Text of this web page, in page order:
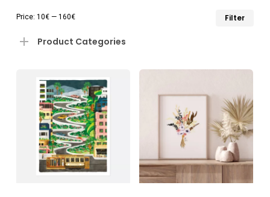
Filter
Price: 10€— 160€
Product Categories